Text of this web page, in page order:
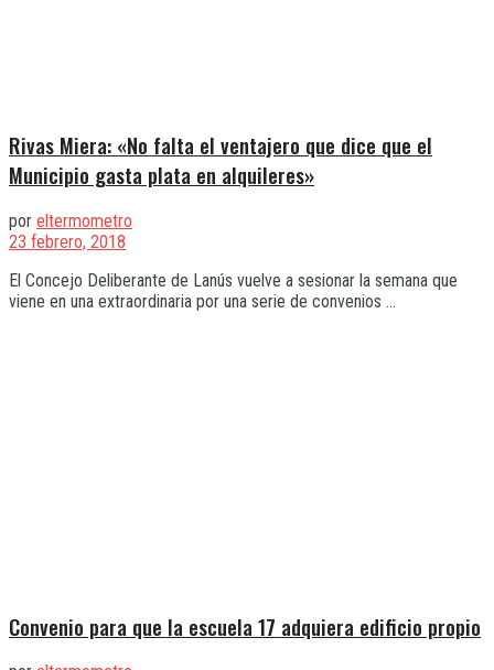
Rivas Miera: «No falta el ventajero que dice que el
Municipio gasta plata en alquileres»
por eltermometro
23 febrero, 2018
El Concejo Deliberante de Lanús vuelve a sesionar la semana que
viene en una extraordinaria por una serie de convenios ...
Convenio para que la escuela 17 adquiera edificio propio